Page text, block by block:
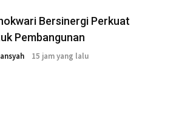
Bersinergi Perkuat
Pembangunan
15 jam yang lalu